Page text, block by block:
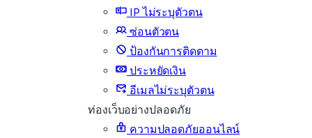
IP ไม่ระบุตัวตน
ซ่อนตัวตน
ป้องกันการติดตาม
ประหยัดเงิน
อีเมลไม่ระบุตัวตน
ท่องเว็บอย่างปลอดภัย
ความปลอดภัยออนไลน์